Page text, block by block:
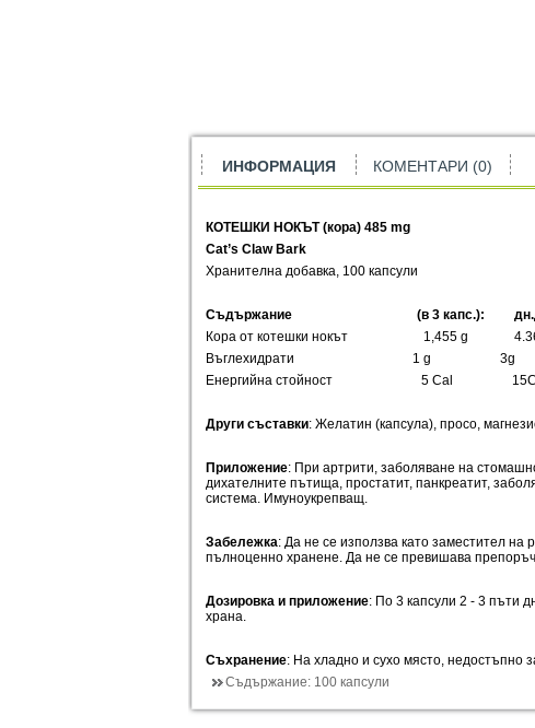
ИНФОРМАЦИЯ КОМЕНТАРИ (0)
КОТЕШКИ НОКЪТ(кора) 485 mg
Cat’s Claw Bark
Хранителна добавка, 100 капсули
Съдържание (в 3 капс.):
Кора от котешки нокът 1,455 g
Въглехидрати 1 g 3g
Енергийна стойност 5 Cal
Други съставки: Желатин (капсула), просо,
Приложение: При артрити, заболяване на
дихателните пътища, простатит, панкреатит,
система. Имуноукрепващ.
Забележка: Да не се използва като заместител на
пълноценно хранене. Да не се превишава
Дозировка и приложение: По 3 капсули 2 - 3 пъти
храна.
Съхранение: На хладно и сухо място, недостъпно
Съдържание:100 капсули